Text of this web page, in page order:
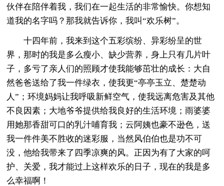
伙伴在陪伴着我，我们在一起生活的非常愉快。你想知
道我的名字吗？那我就告诉你，我叫“欢乐树”。
十四年前，我来到这个五彩缤纷、异彩纷呈的世
界，那时的我是多么瘦小、缺少营养，身上只有几片叶
子，多亏了亲人们的照顾才使我能够茁壮的成长：大自
然爸爸送给了我一件绿衣，使我更“亭亭玉立、楚楚动
人”；环境妈妈让我呼吸新鲜空气，使我远离危害及其他
不良因素；大地爷爷提供给我良好的生活环境；雨婆婆
用她那香甜可口的乳汁哺育我；云阿姨也豪不逊色，送
我一件件美不胜收的迷彩服，当然风伯伯也是功不可
没，他给我带来了四季凉爽的风。正因为有了大家的呵
护、关爱，我才能过上这样欢乐的日子，现在的我是多
么幸福啊！